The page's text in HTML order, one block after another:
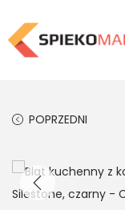
POPRZEDNI